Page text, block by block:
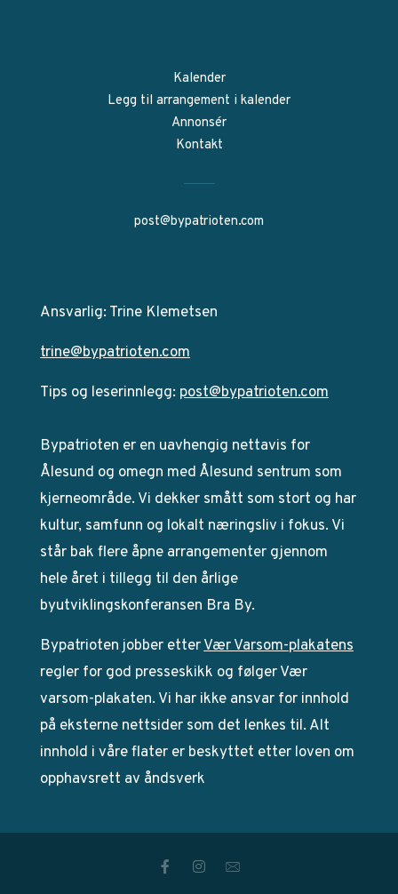
Kalender
Legg til arrangement i kalender
Annonsér
Kontakt
post@bypatrioten.com
Ansvarlig: Trine Klemetsen
trine@bypatrioten.com
Tips og leserinnlegg: post@bypatrioten.com
Bypatrioten er en uavhengig nettavis for
Ålesund og omegn med Ålesund sentrum som
kjerneområde. Vi dekker smått som stort og har
kultur, samfunn og lokalt næringsliv i fokus. Vi
står bak flere åpne arrangementer gjennom
hele året i tillegg til den årlige
byutviklingskonferansen Bra By.
Bypatrioten jobber etterVær Varsom-plakatens
regler for god presseskikk og følger Vær
varsom-plakaten. Vi har ikke ansvar for innhold
på eksterne nettsider som det lenkes til. Alt
innhold i våre flater er beskyttet etter loven om
opphavsrett av åndsverk